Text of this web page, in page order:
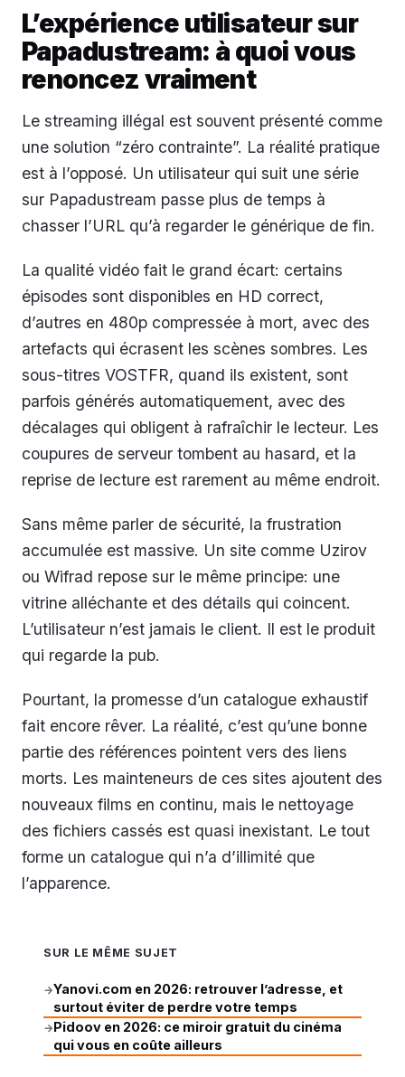
L’expérience utilisateur sur
Papadustream: à quoi vous
renoncez vraiment
Le streaming illégal est souvent présenté comme
une solution “zéro contrainte”. La réalité pratique
est à l’opposé. Un utilisateur qui suit une série
sur Papadustream passe plus de temps à
chasser l’URL qu’à regarder le générique de fin.
La qualité vidéo fait le grand écart: certains
épisodes sont disponibles en HD correct,
d’autres en 480p compressée à mort, avec des
artefacts qui écrasent les scènes sombres. Les
sous-titres VOSTFR, quand ils existent, sont
parfois générés automatiquement, avec des
décalages qui obligent à rafraîchir le lecteur. Les
coupures de serveur tombent au hasard, et la
reprise de lecture est rarement au même endroit.
Sans même parler de sécurité, la frustration
accumulée est massive. Un site comme Uzirov
ou Wifrad repose sur le même principe: une
vitrine alléchante et des détails qui coincent.
L’utilisateur n’est jamais le client. Il est le produit
qui regarde la pub.
Pourtant, la promesse d’un catalogue exhaustif
fait encore rêver. La réalité, c’est qu’une bonne
partie des références pointent vers des liens
morts. Les mainteneurs de ces sites ajoutent des
nouveaux films en continu, mais le nettoyage
des fichiers cassés est quasi inexistant. Le tout
forme un catalogue qui n’a d’illimité que
l’apparence.
SUR LE MÊME SUJET
→Yanovi.com en 2026: retrouver l’adresse, et
surtout éviter de perdre votre temps
→Pidoov en 2026: ce miroir gratuit du cinéma
qui vous en coûte ailleurs